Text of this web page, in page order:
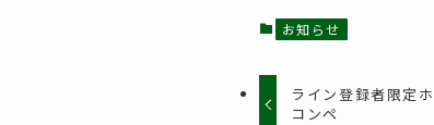
お知らせ
ライン登録者限定
コンペ